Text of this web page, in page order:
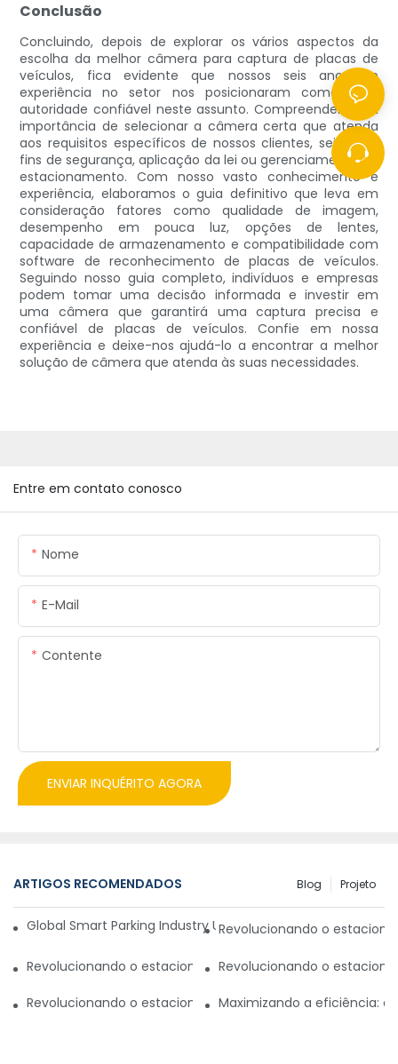
Conclusão
Concluindo, depois de explorar os vários aspectos da
escolha da melhor câmera para captura de placas de
veículos, fica evidente que nossos seis anos de
experiência no setor nos posicionaram como uma
autoridade confiável neste assunto. Compreendemos a
importância de selecionar a câmera certa que atenda
aos requisitos específicos de nossos clientes, seja para
fins de segurança, aplicação da lei ou gerenciamento de
estacionamento. Com nosso vasto conhecimento e
experiência, elaboramos o guia definitivo que leva em
consideração fatores como qualidade de imagem,
desempenho em pouca luz, opções de lentes,
capacidade de armazenamento e compatibilidade com
software de reconhecimento de placas de veículos.
Seguindo nosso guia completo, indivíduos e empresas
podem tomar uma decisão informada e investir em
uma câmera que garantirá uma captura precisa e
confiável de placas de veículos. Confie em nossa
experiência e deixe-nos ajudá-lo a encontrar a melhor
solução de câmera que atenda às suas necessidades.
Entre em contato conosco
Nome
E-Mail
Contente
ENVIAR INQUÉRITO AGORA
ARTIGOS RECOMENDADOS Projeto
Blog
Global Smart Parking Industry Update for Third Quarter of
Revolucionando o
Revolucionando o estacionamento com um sistema
Revolucionando o
Revolucionando o estacionamento no Paquistão: novo
Maximizando a eficiência: